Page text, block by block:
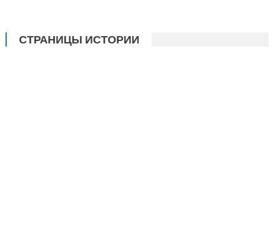
СТРАНИЦЫ ИСТОРИИ